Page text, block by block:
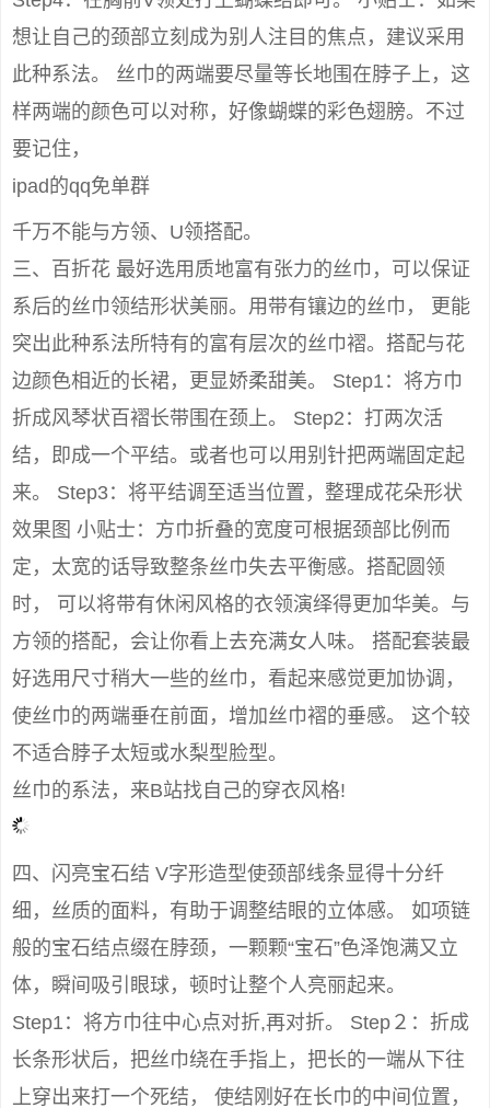
想让自己的颈部立刻成为别人注目的焦点，建议采用
此种系法。 丝巾的两端要尽量等长地围在脖子上，这
样两端的颜色可以对称，好像蝴蝶的彩色翅膀。不过
要记住，
ipad的qq免单群
千万不能与方领、U领搭配。
三、百折花 最好选用质地富有张力的丝巾，可以保证
系后的丝巾领结形状美丽。用带有镶边的丝巾， 更能
突出此种系法所特有的富有层次的丝巾褶。搭配与花
边颜色相近的长裙，更显娇柔甜美。 Step1：将方巾
折成风琴状百褶长带围在颈上。 Step2：打两次活
结，即成一个平结。或者也可以用别针把两端固定起
来。 Step3：将平结调至适当位置，整理成花朵形状
效果图 小贴士：方巾折叠的宽度可根据颈部比例而
定，太宽的话导致整条丝巾失去平衡感。搭配圆领
时， 可以将带有休闲风格的衣领演绎得更加华美。与
方领的搭配，会让你看上去充满女人味。 搭配套装最
好选用尺寸稍大一些的丝巾，看起来感觉更加协调，
使丝巾的两端垂在前面，增加丝巾褶的垂感。 这个较
不适合脖子太短或水梨型脸型。
丝巾的系法，来B站找自己的穿衣风格!
四、闪亮宝石结 V字形造型使颈部线条显得十分纤
细，丝质的面料，有助于调整结眼的立体感。 如项链
般的宝石结点缀在脖颈，一颗颗“宝石”色泽饱满又立
体，瞬间吸引眼球，顿时让整个人亮丽起来。
Step1：将方巾往中心点对折,再对折。 Step２：折成
长条形状后，把丝巾绕在手指上，把长的一端从下往
上穿出来打一个死结， 使结刚好在长巾的中间位置，